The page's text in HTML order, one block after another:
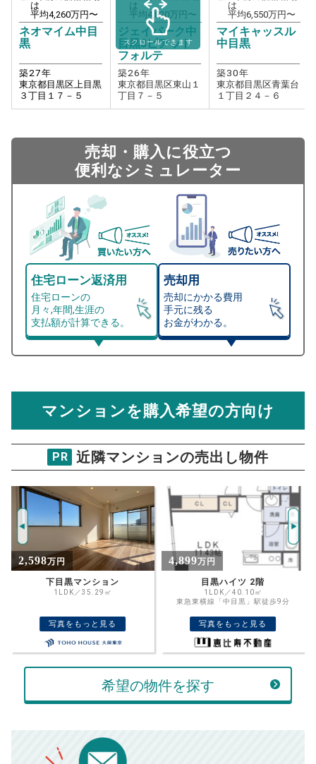
は
平均4,260万円〜
ネオマイム中目
黒
築27年
東京都目黒区上目黒
３丁目１７－５
は
平均4,820万円〜
ジェイパーク中
目黒3ピアット
フォルテ
築26年
東京都目黒区東山１
丁目７－５
は
平均6,550万円〜
マイキャッスル
中目黒
築30年
東京都目黒区青葉台
１丁目２４－６
スクロールできます
売却・購入に役立つ
便利なシミュレーター
住宅ローン返済用
住宅ローンの
月々,年間,生涯の
支払額が計算できる。
売却用
売却にかかる費用
手元に残る
お金がわかる。
総支払額シミュレーション
計算できます。
物件価格
万円
ご希望の
返済期間
年
住宅ローン
金利
%
ボーナス
返済金額
万円
万円
返済シミュレーション計算結果
マンション売却シミュレーター
から売却にかかる諸経費が自動で算出され、手元に残る
金額がわかります。
ネオマイム中目黒
試算条件 38㎡・2階
推定売却価格：4556
資金計画のために査定額や希望売却価
格を入力して活用するのもおすすめ◎
売却価格
万円
計算する
00万円
マンションを購入希望の方向け
PR 近隣マンションの売出し物件
4,899万円
目黒ハイツ 2階
1LDK／40.10㎡
写真をもっと見る
1,400万円
メゾン・ド・ミュゲット
1K／16.31㎡
東急目黒線「武蔵小山」駅徒歩7分
写真をもっと見る
希望の物件を探す